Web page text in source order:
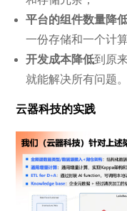
平台的组件数量降
一份存储和一个计
开发成本降低到原
就能解决所有问题。
云器科技的实践